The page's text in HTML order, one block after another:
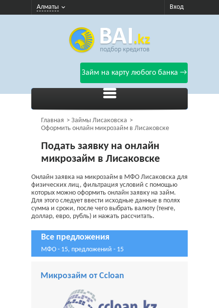
Алматы Вход
Займ на карту любого банка →
Главная
Займы Лисаковска
Оформить онлайн микрозайм в Лисаковске
Подать заявку на онлайн
микрозайм в Лисаковске
Онлайн заявка на микрозайм в МФО Лисаковска для
физических лиц, фильтрация условий с помощью
которых можно оформить онлайн заявку на займ.
Для этого следует ввести исходные данные в полях
сумма и сроки, после чего выбрать валюту (тенге,
доллар, евро, рубль) и нажать рассчитать.
Все предложения
МФО - 15, предложений - 15
Микрозайм от Ccloan